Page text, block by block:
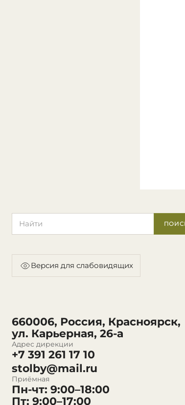
Версия для слабовидящих
660006, Россия, Красноярск,
ул. Карьерная, 26-а
Адрес дирекции
+7 391 261 17 10
stolby@mail.ru
Приёмная
Пн-чт: 9:00–18:00
Пт: 9:00–17:00